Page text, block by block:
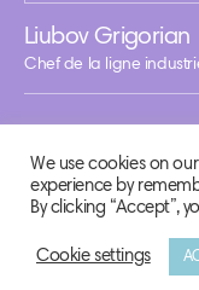
Liubov Grigorian
Chef de la ligne
© 2020 Biosphere
We use cookies on
experience by
By clicking “Accept”,
Cookie settings